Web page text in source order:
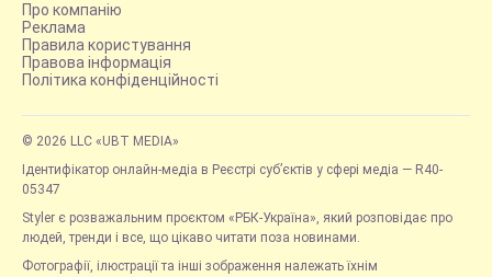
Про компанію
Реклама
Правила користування
Правова інформація
Політика конфіденційності
© 2026 LLC «UBT MEDIA»
Ідентифікатор онлайн-медіа в Реєстрі суб’єктів у сфері медіа — R40-
05347
Styler є розважальним проєктом «РБК-Україна», який розповідає про
людей, тренди і все, що цікаво читати поза новинами.
Фотографії, ілюстрації та інші зображення належать їхнім